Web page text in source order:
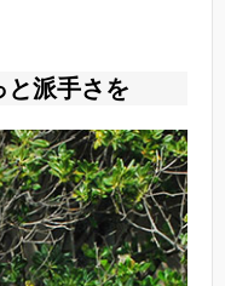
と派手さを